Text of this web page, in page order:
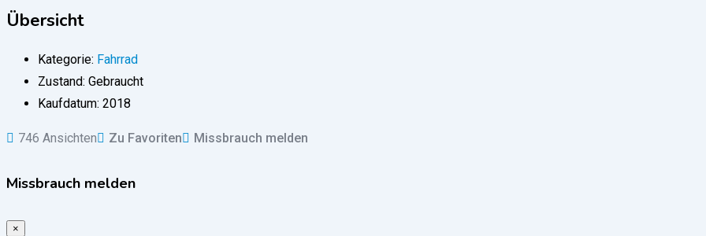
Übersicht
Kategorie: Fahrrad
Zustand: Gebraucht
Kaufdatum: 2018
746 Ansichten Zu Favoriten Missbrauch melden
Missbrauch melden
×